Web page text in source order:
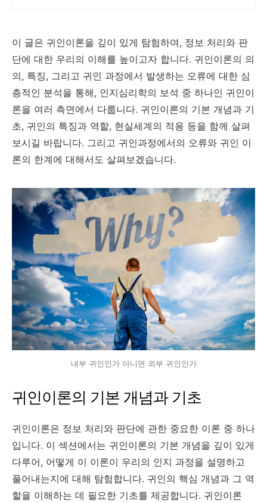
이 글은 귀인이론을 깊이 있게 탐험하여, 정보 처리와 판
단에 대한 우리의 이해를 높이고자 합니다. 귀인이론의 의
의, 특징, 그리고 귀인 과정에서 발생하는 오류에 대한 심
층적인 분석을 통해, 인지심리학의 보석 중 하나인 귀인이
론을 여러 측면에서 다룹니다. 귀인이론의 기본 개념과 기
초, 귀인의 특징과 역할, 현실세계의 적용 등을 함께 살펴
보시길 바랍니다. 그리고 귀인과정에서의 오류와 귀인 이
론의 한계에 대해서도 살펴보겠습니다.
내부 귀인인가 아니면 외부 귀인인가
귀인이론의 기본 개념과 기초
귀인이론은 정보 처리와 판단에 관한 중요한 이론 중 하나
입니다. 이 섹션에서는 귀인이론의 기본 개념을 깊이 있게
다루어, 어떻게 이 이론이 우리의 인지 과정을 설명하고
풀어내는지에 대해 탐험합니다. 귀인의 핵심 개념과 그 역
할을 이해하는 데 필요한 기초를 제공합니다. 귀인이론